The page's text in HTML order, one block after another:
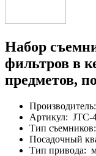
Набор
фильтров в
предметов,
Производитель:
Артикул: JTC-
Тип съемников:
Посадочный
Тип привода: